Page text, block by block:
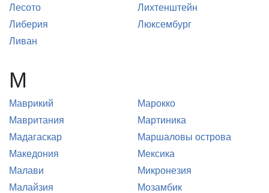
Лесото
Либерия
Ливан
Лихтенштейн
Люксембург
М
Маврикий
Мавритания
Мадагаскар
Македония
Малави
Малайзия
Марокко
Мартиника
Маршаловы острова
Мексика
Микронезия
Мозамбик